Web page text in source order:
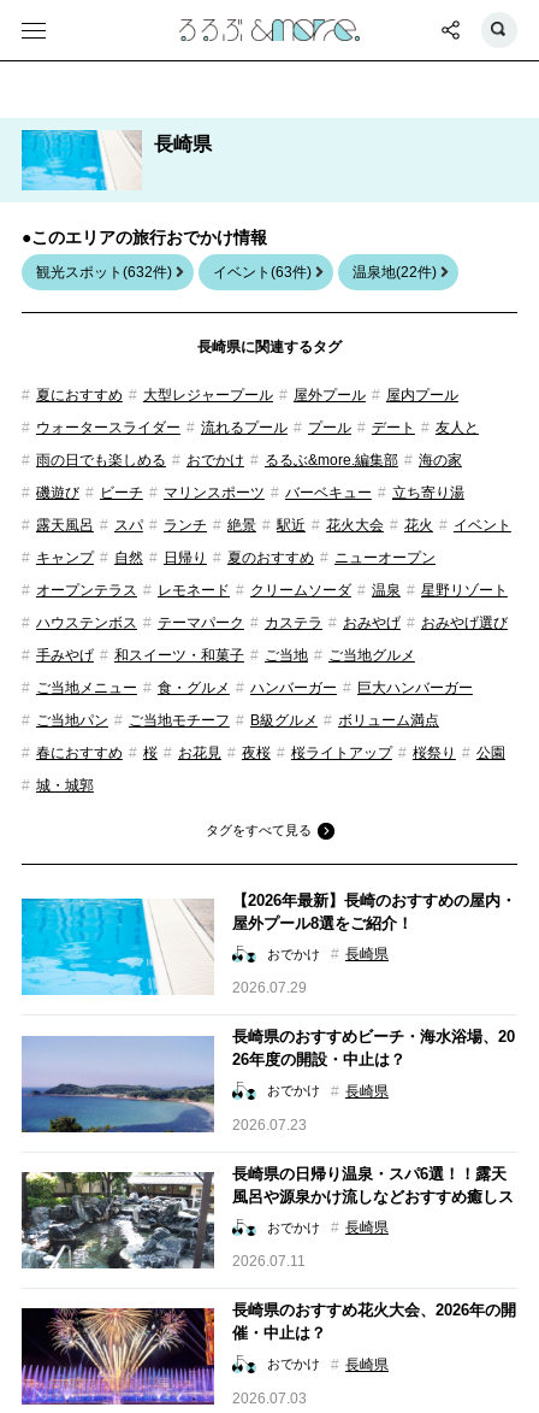
長崎県
●このエリアの旅行おでかけ情報
観光スポット(632件) イベント(63件) 温泉地(22件)
長崎県に関連するタグ
夏におすすめ 大型レジャープール 屋外プール
屋内プール
ウォータースライダー
流れるプール プール デート
友人と
雨の日でも楽しめる
おでかけ るるぶ&more.編集部
海の家
磯遊び
ビーチ マリンスポーツ バーベキュー
立ち寄り湯
露天風呂
スパ ランチ 絶景 駅近 花火大会 花火
イベント
キャンプ
自然 日帰り 夏のおすすめ
ニューオープン
オープンテラス
レモネード クリームソーダ 温泉
星野リゾート
ハウステンボス
テーマパーク カステラ おみやげ
おみやげ選び
手みやげ
和スイーツ・和菓子 ご当地
ご当地グルメ
ご当地メニュー
食・グルメ ハンバーガー
巨大ハンバーガー
ご当地パン
ご当地モチーフ B級グルメ
ボリューム満点
春におすすめ
桜 お花見 夜桜 桜ライトアップ 桜祭り
公園
城・城郭
タグをすべて見る
【2026年最新】長崎のおすすめの屋内・
屋外プール8選をご紹介！
おでかけ
長崎県
2026.07.29
長崎県のおすすめビーチ・海水浴場、20
26年度の開設・中止は？
おでかけ
長崎県
2026.07.23
長崎県の日帰り温泉・スパ6選！！露天
風呂や源泉かけ流しなどおすすめ癒しス
ポットを紹介
おでかけ
長崎県
2026.07.11
長崎県のおすすめ花火大会、2026年の開
催・中止は？
おでかけ
長崎県
2026.07.03